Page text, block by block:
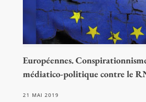
Européennes.
médiatico-politique contre le
21 MAI 2019